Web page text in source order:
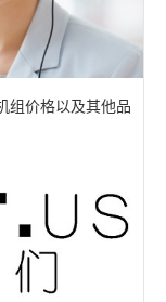
组价格以及其他品